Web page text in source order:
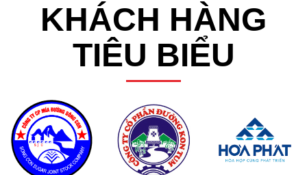
KHÁCH HÀNG
TIÊU BIỂU